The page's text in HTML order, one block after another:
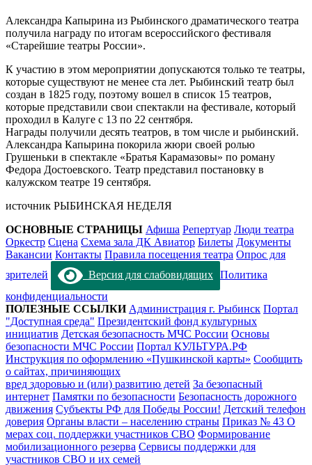
Александра Капырина из Рыбинского драматического театра
получила награду по итогам всероссийского фестиваля
«Старейшие театры России».
К участию в этом мероприятии допускаются только те театры,
которые существуют не менее ста лет. Рыбинский театр был
создан в 1825 году, поэтому вошел в список 15 театров,
которые представили свои спектакли на фестивале, который
проходил в Калуге с 13 по 22 сентября.
Награды получили десять театров, в том числе и рыбинский.
Александра Капырина покорила жюри своей ролью
Грушеньки в спектакле «Братья Карамазовы» по роману
Федора Достоевского. Театр представил постановку в
калужском театре 19 сентября.
источник РЫБИНСКАЯ НЕДЕЛЯ
ОСНОВНЫЕ СТРАНИЦЫ Афиша Репертуар Люди театра
Оркестр Сцена Схема зала ДК Авиатор Билеты Документы
Вакансии Контакты Правила посещения театра Опрос для
зрителей
Версия для слабовидящих Политика
конфиденциальности
ПОЛЕЗНЫЕ ССЫЛКИ Администрация г. Рыбинск Портал
"Доступная среда" Президентский фонд культурных
инициатив Детская безопасность МЧС России Основы
безопасности МЧС России Портал КУЛЬТУРА.РФ
Инструкция по оформлению «Пушкинской карты» Сообщить
о сайтах, причиняющих
вред здоровью и (или) развитию детей За безопасный
интернет Памятки по безопасности Безопасность дорожного
движения Субъекты РФ для Победы России! Детский телефон
доверия Органы власти – населению страны Приказ № 43 О
мерах соц. поддержки участников СВО Формирование
мобилизационного резерва Сервисы поддержки для
участников СВО и их семей